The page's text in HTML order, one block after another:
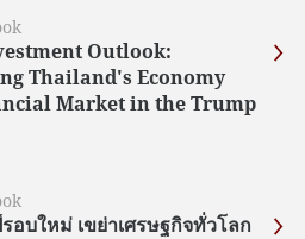
Outlook:
Thailand's Economy
Market in the Trump
อบใหม่ เขย่าเศรษฐกิจทั่วโลก